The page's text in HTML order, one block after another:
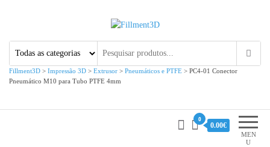
Fillment3D
Fillment3D > Impressão 3D > Extrusor > Pneumáticos e PTFE > PC4-01 Conector
Pneumático M10 para Tubo PTFE 4mm
MEN
U
0
0.00€